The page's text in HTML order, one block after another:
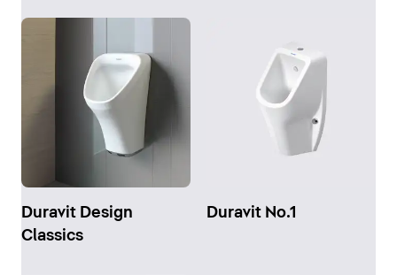
Duravit Design
Classics
Duravit No.1